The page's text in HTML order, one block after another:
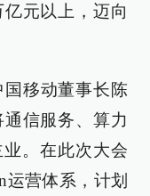
元以上，迈向
移动董事长陈
信服务、算力
。在此次大会
运营体系，计划